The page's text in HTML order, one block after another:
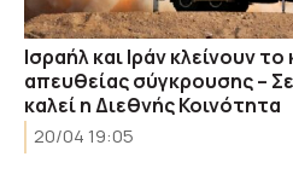
Ισραήλ και Ιράν κλείνουν
απευθείας σύγκρουσης –
καλεί η Διεθνής Κοινότητα
20/04 19:05